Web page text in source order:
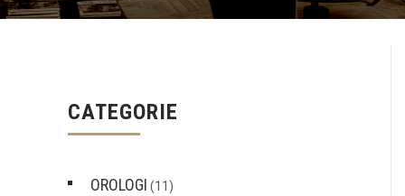
CATEGORIE
OROLOGI (11)